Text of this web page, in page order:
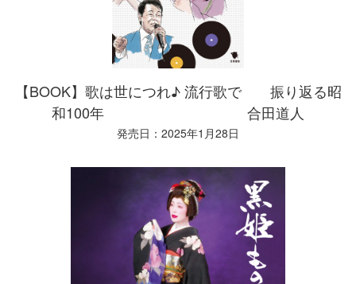
【BOOK】歌は世につれ♪ 流行歌で 振り返る昭
和100年 合田道人
発売日：2025年1月28日